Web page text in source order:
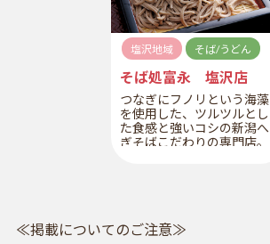
塩沢地域 そば/うどん
そば処富永 塩沢店
つなぎにフノリという海藻
を使用した、ツルツルとし
た食感と強いコシの新潟へ
ぎそばこだわりの専門店。
≪掲載についてのご注意≫